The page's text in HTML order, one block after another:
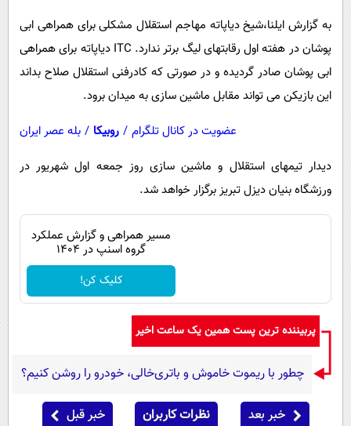
حیات وحش
سیاست خارجی
به گزارش ایلنا،شیخ دیاپاته مهاجم استقلال مشکلی برای همراهی ابی
پوشان در هفته اول رقابتهای لیگ برتر ندارد. ITC دیاپاته برای همراهی
ابی پوشان صادر گردیده و در صورتی که کادرفنی استقلال صلاح بداند
این بازیکن می تواند مقابل ماشین سازی به میدان برود.
عضویت در کانال تلگرام / روبیکا / بله عصر ایران
دیدار تیمهای استقلال و ماشین سازی روز جمعه اول شهریور در
ورزشگاه بنیان دیزل تبریز برگزار خواهد شد.
مسیر همراهی و گزارش عملکرد
گروه اسنپ در ۱۴۰۴
کلیک کن!
پربیننده ترین پست همین یک ساعت اخیر
چطور با ریموت خاموش و باتری‌خالی، خودرو را روشن کنیم؟
خبر بعد نظرات کاربران خبر قبل